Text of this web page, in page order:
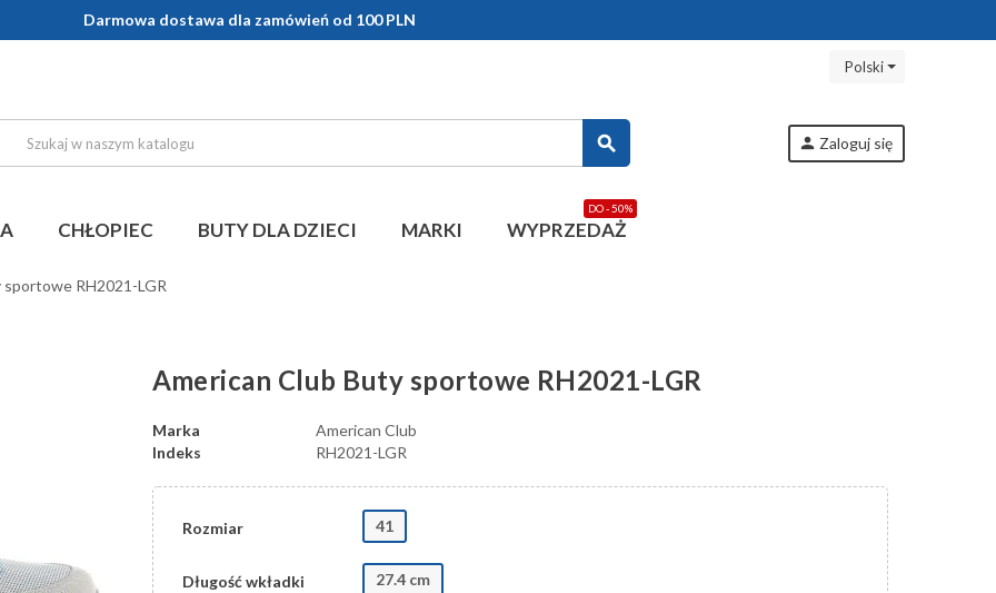
Darmowa dostawa dla zamówień od 100 PLN
Polski
search person Zaloguj się
CHŁOPIEC BUTY DLA DZIECI MARKI WYPRZEDAŻ
DO - 50%
RH2021-LGR
American Club Buty sportowe RH2021-LGR
Marka
American Club
Indeks
RH2021-LGR
Rozmiar 41
Długość wkładki 27.4 cm